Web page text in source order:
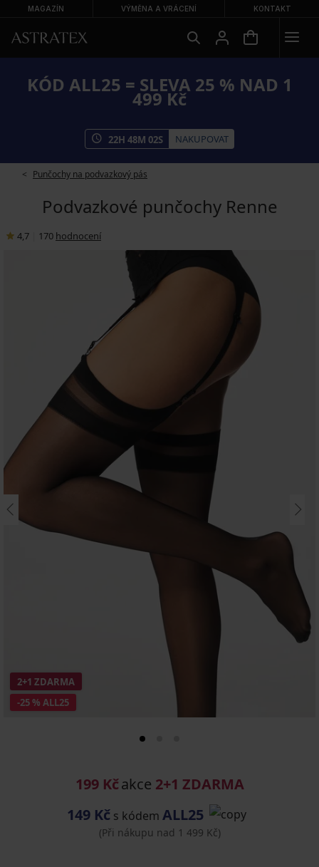
MAGAZÍN VÝMĚNA A VRÁCENÍ KONTAKT
KÓD ALL25 = SLEVA 25 % NAD 1
499 Kč
22H 48M 02S NAKUPOVAT
Punčochy na podvazkový pás
Podvazkové punčochy Renne
4,7 170 hodnocení
-25 % ALL25
2+1 ZDARMA
199 Kčakce 2+1 ZDARMA
149 Kč s kódem ALL25
(Při nákupu nad 1 499 Kč)